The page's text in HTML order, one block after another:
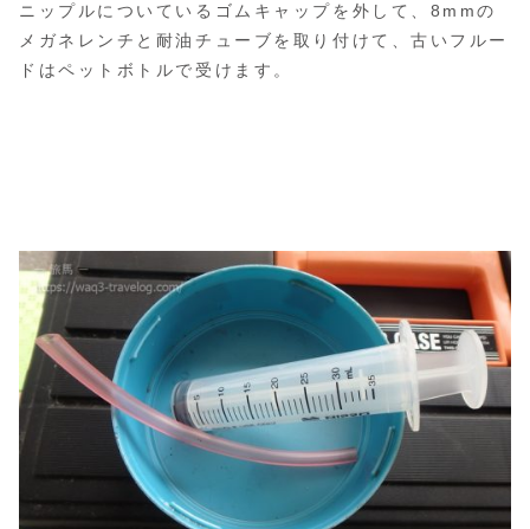
ニップルについているゴムキャップを外して、8mmの
メガネレンチと耐油チューブを取り付けて、古いフルー
ドはペットボトルで受けます。